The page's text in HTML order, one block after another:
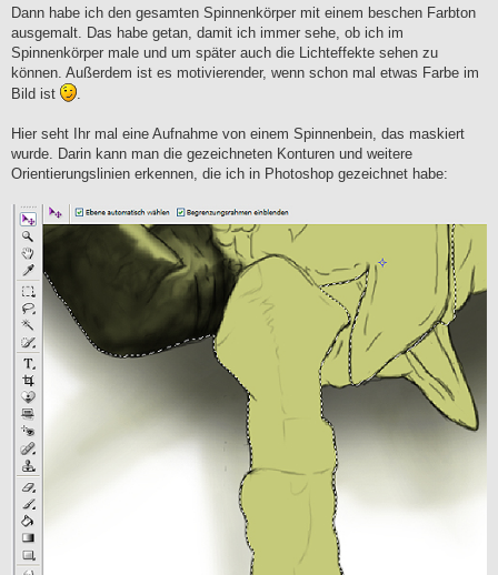
Dann habe ich den gesamten Spinnenkörper mit einem beschen Farbton
ausgemalt. Das habe getan, damit ich immer sehe, ob ich im
Spinnenkörper male und um später auch die Lichteffekte sehen zu
können. Außerdem ist es motivierender, wenn schon mal etwas Farbe im
Bild ist
.
Hier seht Ihr mal eine Aufnahme von einem Spinnenbein, das maskiert
wurde. Darin kann man die gezeichneten Konturen und weitere
Orientierungslinien erkennen, die ich in Photoshop gezeichnet habe: